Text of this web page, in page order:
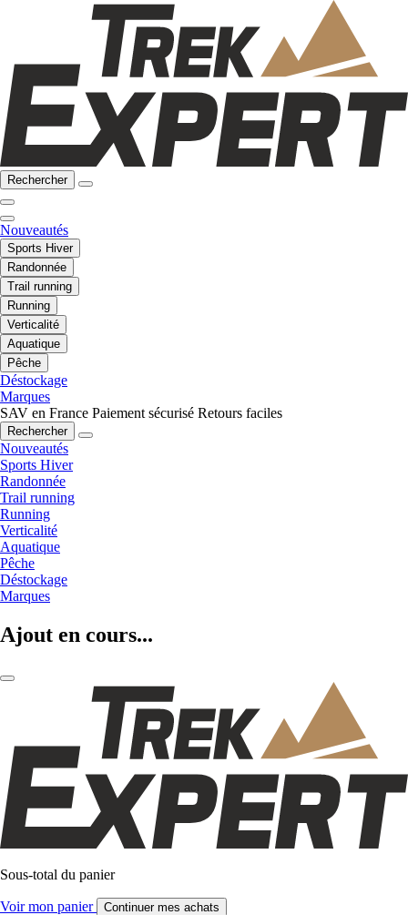
Rechercher
Nouveautés
Sports Hiver
Randonnée
Trail running
Running
Verticalité
Aquatique
Pêche
Déstockage
Marques
SAV en France Paiement sécurisé Retours faciles
Rechercher
Nouveautés
Sports Hiver
Randonnée
Trail running
Running
Verticalité
Aquatique
Pêche
Déstockage
Marques
Ajout en cours...
Sous-total du panier
Voir mon panier Continuer mes achats